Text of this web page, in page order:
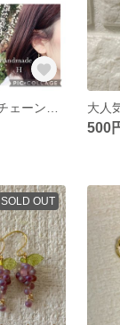
500
SOLD OUT